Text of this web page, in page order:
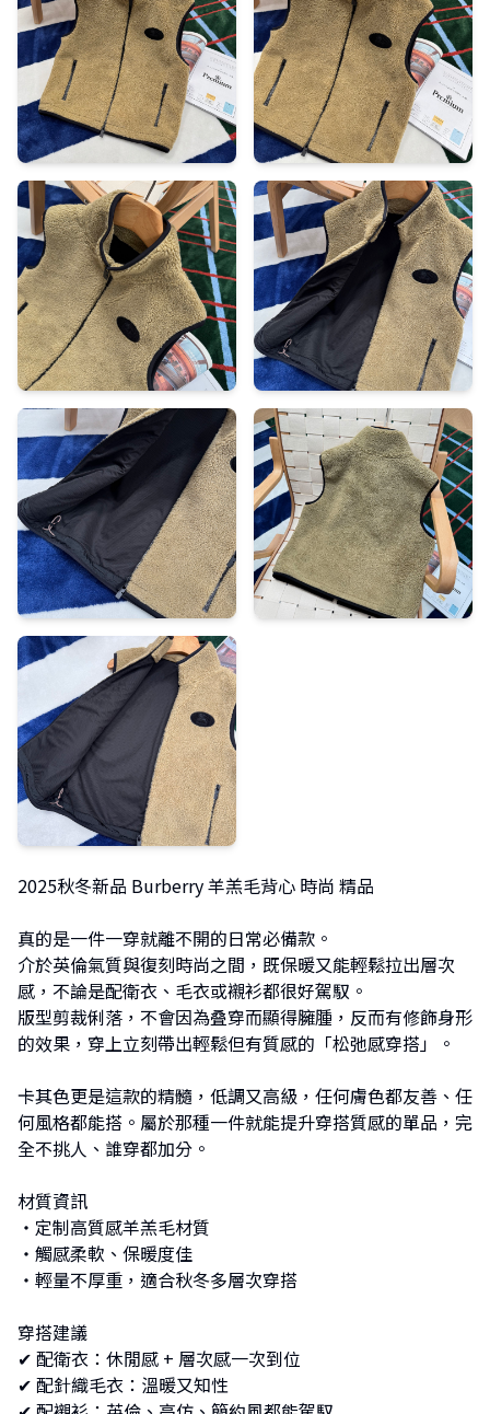
2025秋冬新品 Burberry 羊羔毛背心 時尚 精品
真的是一件一穿就離不開的日常必備款。
介於英倫氣質與復刻時尚之間，既保暖又能輕鬆拉出層次
感，不論是配衛衣、毛衣或襯衫都很好駕馭。
版型剪裁俐落，不會因為叠穿而顯得臃腫，反而有修飾身形
的效果，穿上立刻帶出輕鬆但有質感的「松弛感穿搭」。
卡其色更是這款的精髓，低調又高級，任何膚色都友善、任
何風格都能搭。屬於那種一件就能提升穿搭質感的單品，完
全不挑人、誰穿都加分。
材質資訊
・定制高質感羊羔毛材質
・觸感柔軟、保暖度佳
・輕量不厚重，適合秋冬多層次穿搭
穿搭建議
✔︎ 配衛衣：休閒感 + 層次感一次到位
✔︎ 配針織毛衣：溫暖又知性